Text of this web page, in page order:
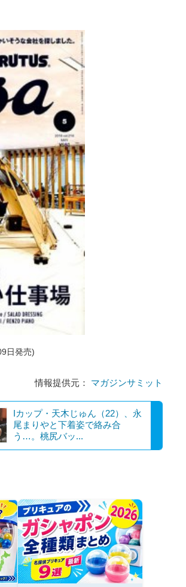
日発売)
情報提供元： マガジンサミット
Iカップ・天木じゅん（22）、永
尾まりやと下着姿で絡み合
う…。桃尻バッ...